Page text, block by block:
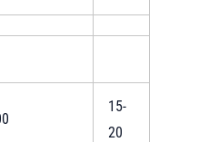
15-
20